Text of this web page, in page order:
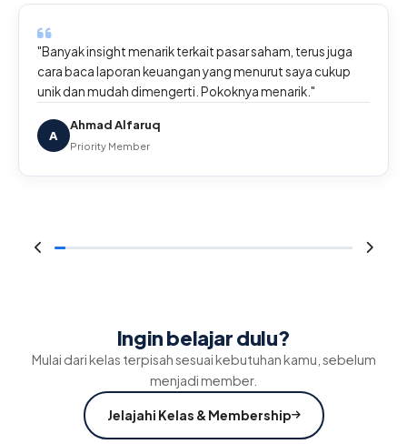
"Banyak insight menarik terkait pasar saham, terus juga
cara baca laporan keuangan yang menurut saya cukup
unik dan mudah dimengerti. Pokoknya menarik."
A
Ahmad Alfaruq
Priority Member
Ingin belajar dulu?
Mulai dari kelas terpisah sesuai kebutuhan kamu, sebelum
menjadi member.
Jelajahi Kelas & Membership